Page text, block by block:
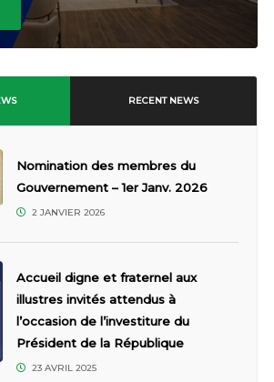
RECENT NEWS
Nomination des membres du
Gouvernement – 1er Janv. 2026
2 JANVIER 2026
Accueil digne et fraternel aux
illustres invités attendus à
l’occasion de l’investiture du
Président de la République
23 AVRIL 2025